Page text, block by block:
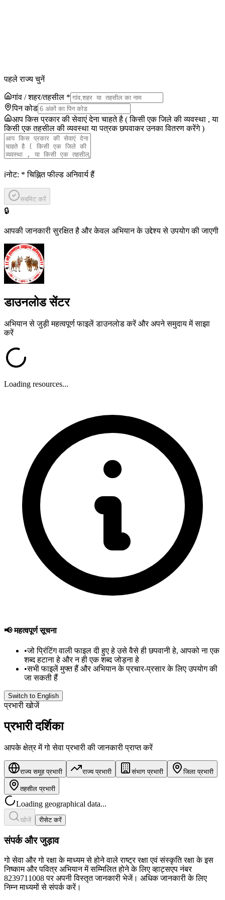
पहले राज्य चुनें
गांव / शहर/तहसील *
पिन कोड
आप किस प्रकार की सेवाएं देना चाहते है ( किसी एक जिले की व्यवस्था , या
किसी एक तहसील की व्यवस्था या पत्रक छपवाकर उनका वितरण करेंगे )
ℹ️नोट: * चिह्नित फील्ड अनिवार्य हैं
सबमिट करें
🔒
आपकी जानकारी सुरक्षित है और केवल अभियान के उद्देश्य से उपयोग की जाएगी
डाउनलोड सेंटर
अभियान से जुड़ी महत्वपूर्ण फाइलें डाउनलोड करें और अपने समुदाय में साझा
करें
Loading resources...
📢 महत्वपूर्ण सूचना
•जो प्रिंटिंग वाली फाइल दी हुए हे उसे वैसे ही छपवानी हे, आपको ना एक
शब्द हटाना हे और न ही एक शब्द जोड़ना हे
•सभी फाइलें मुफ्त हैं और अभियान के प्रचार-प्रसार के लिए उपयोग की
जा सकती हैं
Switch to English
प्रभारी खोजें
प्रभारी दर्शिका
आपके क्षेत्र में गो सेवा प्रभारी की जानकारी प्राप्त करें
राज्य समूह प्रभारी राज्य प्रभारी संभाग प्रभारी जिला प्रभारी
तहसील प्रभारी
Loading geographical data...
खोजें रीसेट करें
संपर्क और जुड़ाव
गो सेवा और गो रक्षा के माध्यम से होने वाले राष्ट्र रक्षा एवं संस्कृति रक्षा के इस
निष्काम और पवित्र अभियान में सम्मिलित होने के लिए व्हाट्सएप नंबर
8239711008 पर अपनी विस्तृत जानकारी भेजें। अधिक जानकारी के लिए
निम्न माध्यमों से संपर्क करें।